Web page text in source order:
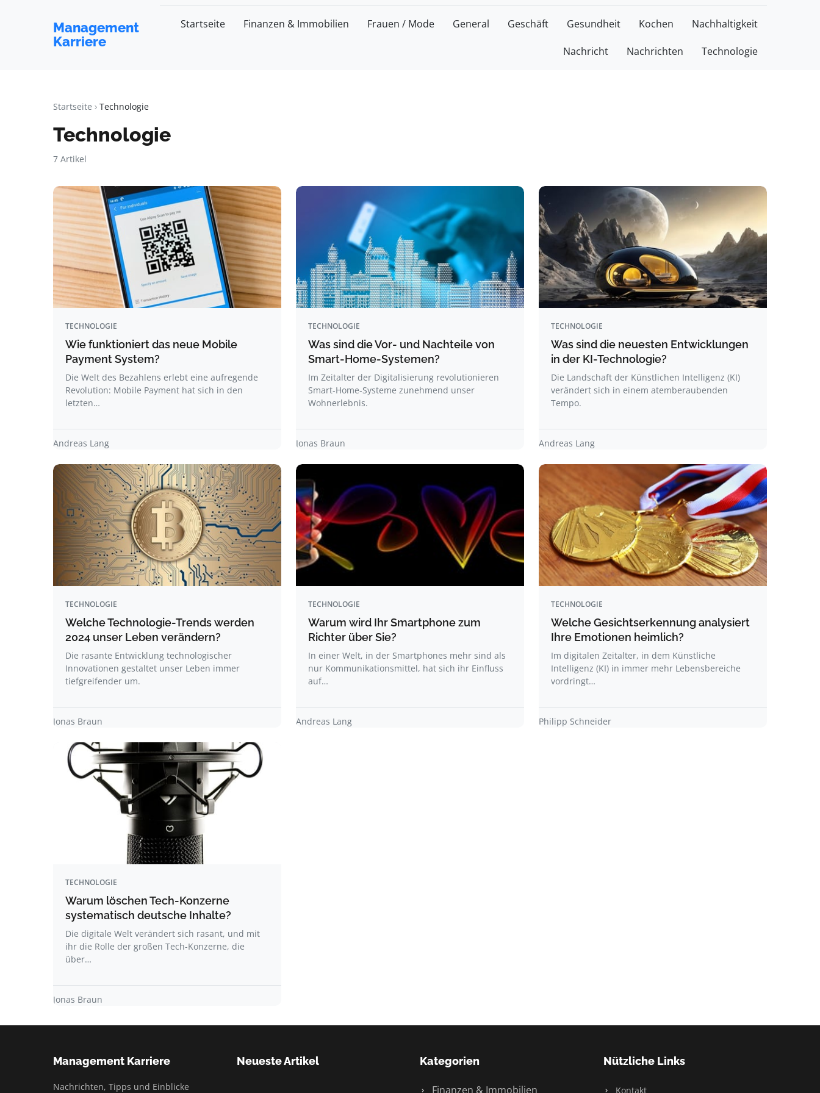
Management
Karriere
Startseite Finanzen & Immobilien Frauen / Mode General Geschäft Gesundheit Kochen Nachhaltigkeit
Nachricht Nachrichten Technologie
Startseite Technologie
Technologie
7 Artikel
TECHNOLOGIE
Wie funktioniert das neue Mobile
Payment System?
Die Welt des Bezahlens erlebt eine aufregende
Revolution: Mobile Payment hat sich in den
letzten…
Andreas Lang
TECHNOLOGIE
Was sind die Vor- und Nachteile von
Smart-Home-Systemen?
Im Zeitalter der Digitalisierung revolutionieren
Smart-Home-Systeme zunehmend unser
Wohnerlebnis.
Jonas Braun
TECHNOLOGIE
Was sind die neuesten Entwicklungen
in der KI-Technologie?
Die Landschaft der Künstlichen Intelligenz (KI)
verändert sich in einem atemberaubenden
Tempo.
Andreas Lang
TECHNOLOGIE
Welche Technologie-Trends werden
2024 unser Leben verändern?
Die rasante Entwicklung technologischer
Innovationen gestaltet unser Leben immer
tiefgreifender um.
Jonas Braun
TECHNOLOGIE
Warum wird Ihr Smartphone zum
Richter über Sie?
In einer Welt, in der Smartphones mehr sind als
nur Kommunikationsmittel, hat sich ihr Einfluss
auf…
Andreas Lang
TECHNOLOGIE
Welche Gesichtserkennung analysiert
Ihre Emotionen heimlich?
Im digitalen Zeitalter, in dem Künstliche
Intelligenz (KI) in immer mehr Lebensbereiche
vordringt…
Philipp Schneider
TECHNOLOGIE
Warum löschen Tech-Konzerne
systematisch deutsche Inhalte?
Die digitale Welt verändert sich rasant, und mit
ihr die Rolle der großen Tech-Konzerne, die
über…
Jonas Braun
Management Karriere
Nachrichten, Tipps und Einblicke
Neueste Artikel Kategorien
Finanzen & Immobilien
Nützliche Links
Kontakt